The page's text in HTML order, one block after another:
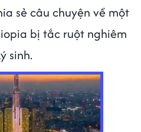
sẻ câu chuyện về một
bị tắc ruột nghiêm
sinh.